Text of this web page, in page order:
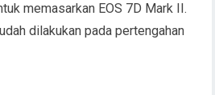
memasarkan EOS 7D Mark II.
dilakukan pada pertengahan